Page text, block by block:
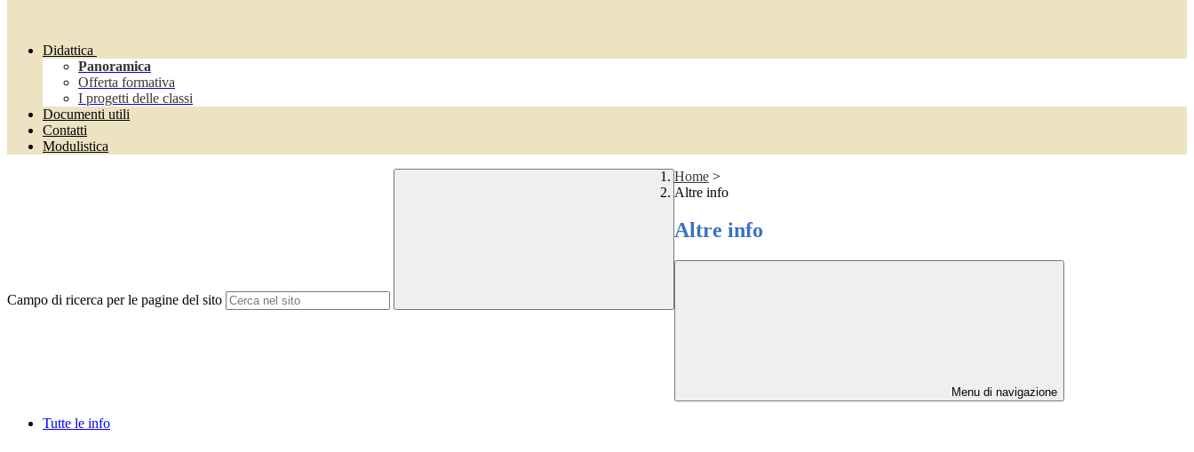
Didattica
Panoramica
Offerta formativa
I progetti delle classi
Documenti utili
Contatti
Modulistica
Campo di ricerca per le pagine del sito
Home >
Altre info
Altre info
Menu di navigazione
Tutte le info